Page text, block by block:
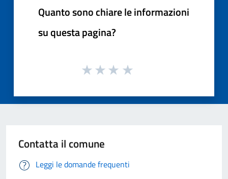
Quanto sono chiare le informazioni
su questa pagina?
Contatta il comune
Leggi le domande frequenti